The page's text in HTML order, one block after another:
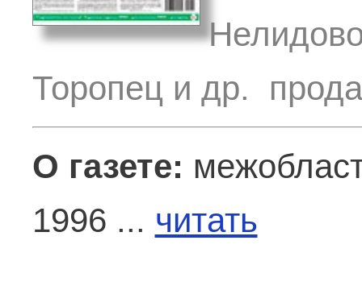
Торопец и др.
О газете:
1996 ... читать